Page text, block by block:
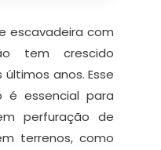
escavadeira com
tem crescido
anos. Esse
é essencial para
perfuração de
terrenos, como